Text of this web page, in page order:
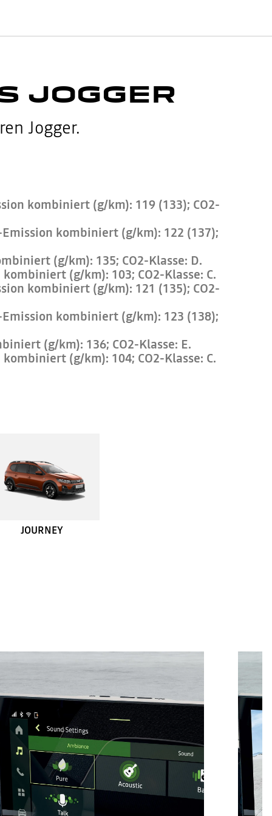
JOGGER
Jogger.
kombiniert (g/km): 119 (133); CO2-
kombiniert (g/km): 122 (137);
(g/km): 135; CO2-Klasse: D.
(g/km): 103; CO2-Klasse: C.
kombiniert (g/km): 121 (135); CO2-
kombiniert (g/km): 123 (138);
(g/km): 136; CO2-Klasse: E.
(g/km): 104; CO2-Klasse: C.
JOURNEY